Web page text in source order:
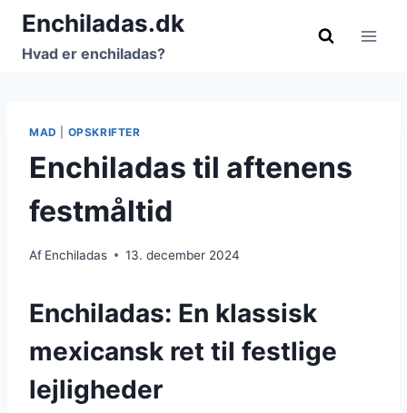
Fortsæt
indhold
Enchiladas.dk
Hvad er enchiladas?
MAD OPSKRIFTER
Enchiladas til aftenens
festmåltid
Af Enchiladas 13. december 2024
Enchiladas: En klassisk
mexicansk ret til festlige
lejligheder